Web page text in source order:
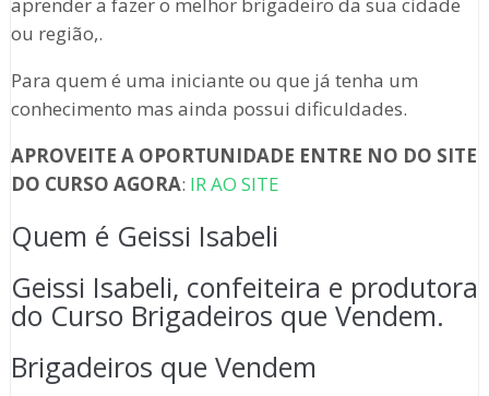
aprender a fazer o melhor brigadeiro da sua cidade
ou região,.
Para quem é uma iniciante ou que já tenha um
conhecimento mas ainda possui dificuldades.
APROVEITE A OPORTUNIDADE ENTRE NO DO SITE
DO CURSO AGORA: IR AO SITE
Quem é Geissi Isabeli
Geissi Isabeli, confeiteira e produtora
do Curso Brigadeiros que Vendem.
Brigadeiros que Vendem